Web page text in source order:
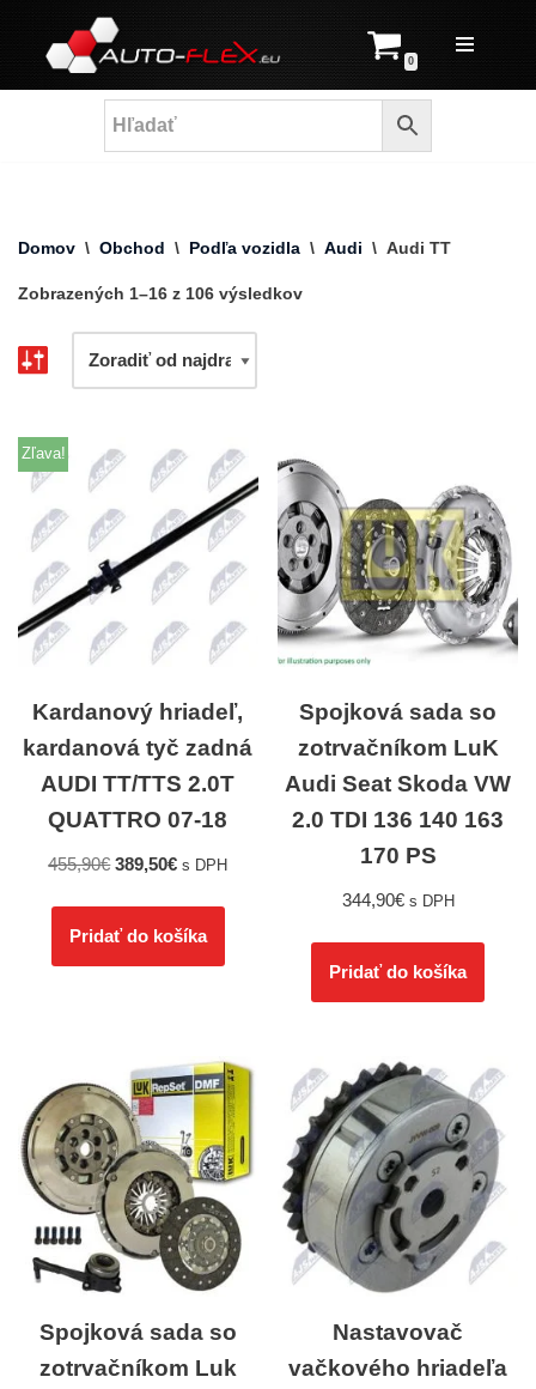
Prejsť
na
0
Domov \ Obchod \ Podľa vozidla \ Audi \ Audi TT
Zobrazených 1–16 z 106 výsledkov
Zľava!
Kardanový hriadeľ,
kardanová tyč zadná
AUDI TT/TTS 2.0T
QUATTRO 07-18
455,90€ 389,50€ s DPH
Pridať do košíka
Spojková sada so
zotrvačníkom LuK
Audi Seat Skoda VW
2.0 TDI 136 140 163
170 PS
344,90€ s DPH
Pridať do košíka
Spojková sada so
zotrvačníkom Luk
Nastavovač
vačkového hriadeľa